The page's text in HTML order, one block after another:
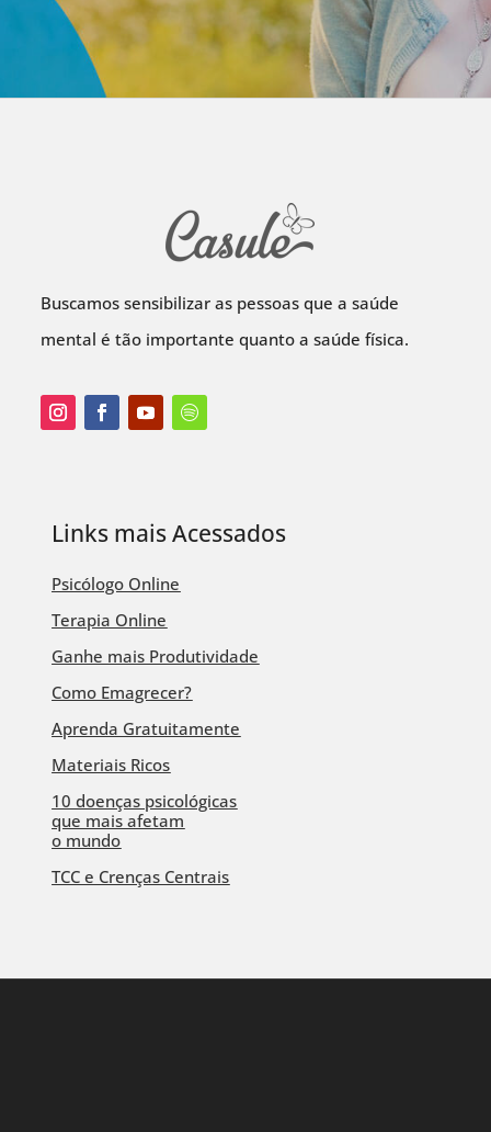
Buscamos sensibilizar as pessoas que a saúde
mental é tão importante quanto a saúde física.
Links mais Acessados
Psicólogo Online
Terapia Online
Ganhe mais Produtividade
Como Emagrecer?
Aprenda Gratuitamente
Materiais Ricos
10 doenças psicológicas
que mais afetam
o mundo
TCC e Crenças Centrais